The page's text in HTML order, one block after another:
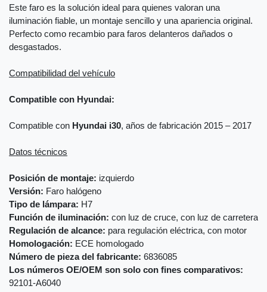
Este faro es la solución ideal para quienes valoran una
iluminación fiable, un montaje sencillo y una apariencia original.
Perfecto como recambio para faros delanteros dañados o
desgastados.
Compatibilidad del vehículo
Compatible con Hyundai:
Compatible con Hyundai i30, años de fabricación 2015 – 2017
Datos técnicos
Posición de montaje: izquierdo
Versión: Faro halógeno
Tipo de lámpara: H7
Función de iluminación: con luz de cruce, con luz de carretera
Regulación de alcance: para regulación eléctrica, con motor
Homologación: ECE homologado
Número de pieza del fabricante: 6836085
Los números OE/OEM son solo con fines comparativos:
92101-A6040